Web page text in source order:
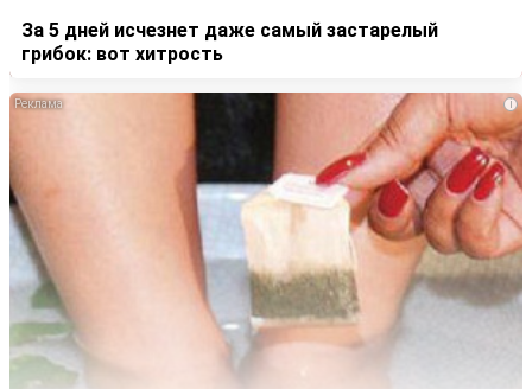
За 5 дней исчезнет даже самый застарелый
грибок: вот хитрость
i